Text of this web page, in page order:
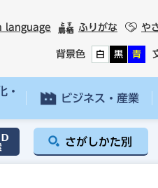
language ふりがな や
背景色 白 黒 青
・
ビジネス・産業
さがしかた別